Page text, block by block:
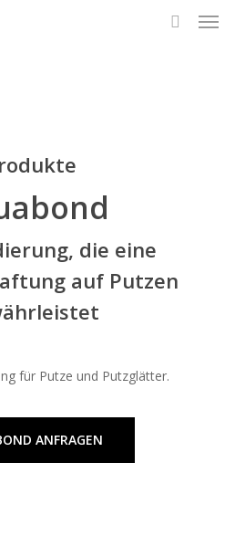
die eine
auf Putzen
für Putze und Putzglätter.
ANFRAGEN